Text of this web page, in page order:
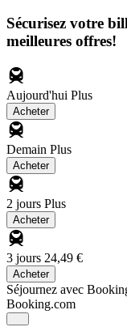
Sécurisez votre
meilleures offres!
Aujourd'hui Plus
Acheter
Demain Plus
Acheter
2 jours Plus
Acheter
3 jours 24,49 €
Acheter
Séjournez avec
Booking.com